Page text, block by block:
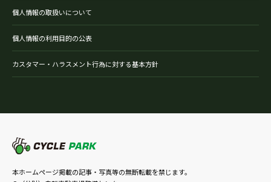
個人情報の取扱いについて
個人情報の利用目的の公表
カスタマー・ハラスメント行為に対する基本方針
本ホームページ掲載の記事・写真等の無断転載を禁じます。